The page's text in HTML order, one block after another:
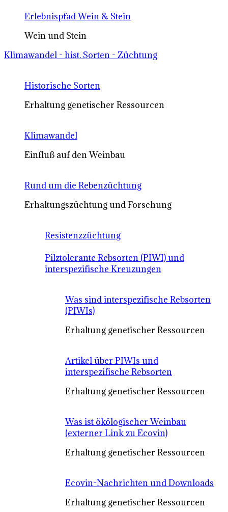
Erlebnispfad Wein & Stein
Wein und Stein
Klimawandel - hist. Sorten - Züchtung
Historische Sorten
Erhaltung genetischer Ressourcen
Klimawandel
Einfluß auf den Weinbau
Rund um die Rebenzüchtung
Erhaltungszüchtung und Forschung
Resistenzzüchtung
Pilztolerante Rebsorten (PIWI) und
interspezifische Kreuzungen
Was sind interspezifische Rebsorten
(PIWIs)
Erhaltung genetischer Ressourcen
Artikel über PIWIs und
interspezifische Rebsorten
Erhaltung genetischer Ressourcen
Was ist ökölogischer Weinbau
(externer Link zu Ecovin)
Erhaltung genetischer Ressourcen
Ecovin-Nachrichten und Downloads
Erhaltung genetischer Ressourcen